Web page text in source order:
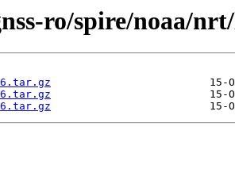
ro/spire/noaa/